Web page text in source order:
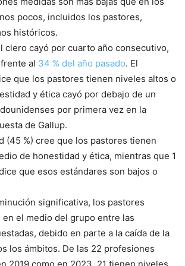
pocos, incluidos los pastores,
históricos.
clero cayó por cuarto año consecutivo,
al 34 % del año pasado. El
que los pastores tienen niveles altos o
y ética cayó por debajo de un
por primera vez en la
de Gallup.
(45 %) cree que los pastores tienen
de honestidad y ética, mientras que 1
que esos estándares son bajos o
significativa, los pastores
en el medio del grupo entre las
debido en parte a la caída de la
los ámbitos. De las 22 profesiones
2019 como en 2023, 21 tienen niveles